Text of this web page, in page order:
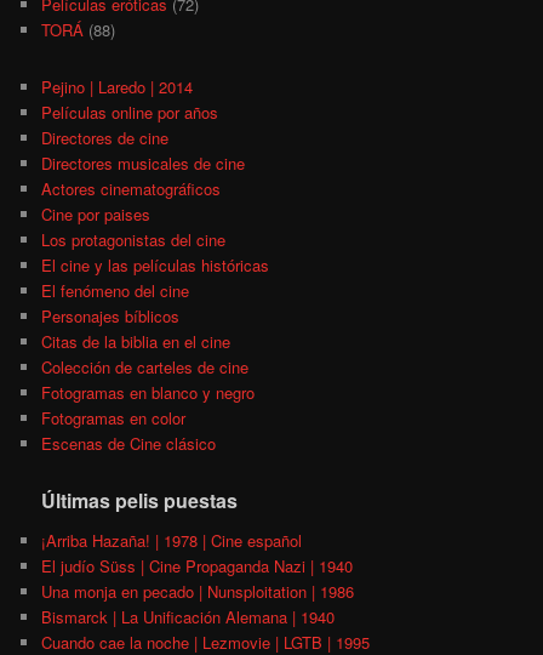
TORÁ (88)
Pejino | Laredo | 2014
Películas online por años
Directores de cine
Directores musicales de cine
Actores cinematográficos
Cine por paises
Los protagonistas del cine
El cine y las películas históricas
El fenómeno del cine
Personajes bíblicos
Citas de la biblia en el cine
Colección de carteles de cine
Fotogramas en blanco y negro
Fotogramas en color
Escenas de Cine clásico
Últimas pelis puestas
¡Arriba Hazaña! | 1978 | Cine español
El judío Süss | Cine Propaganda Nazi | 1940
Una monja en pecado | Nunsploitation | 1986
Bismarck | La Unificación Alemana | 1940
Cuando cae la noche | Lezmovie | LGTB | 1995